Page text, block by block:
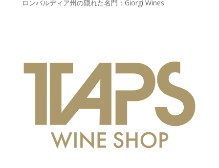
ロンバルディア州の隠れた名門：Giorgi Wines